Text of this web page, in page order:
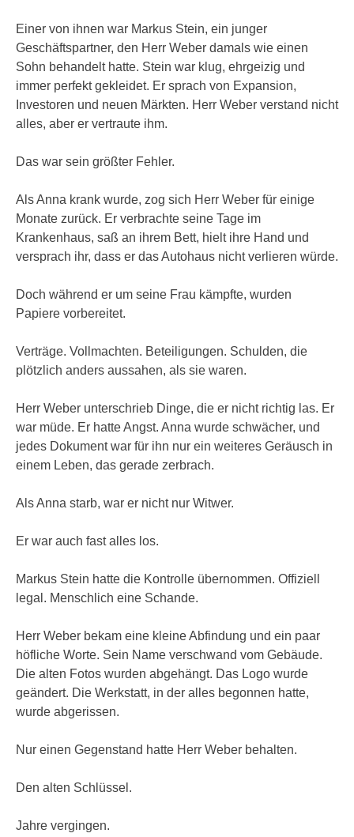
Einer von ihnen war Markus Stein, ein junger
Geschäftspartner, den Herr Weber damals wie einen
Sohn behandelt hatte. Stein war klug, ehrgeizig und
immer perfekt gekleidet. Er sprach von Expansion,
Investoren und neuen Märkten. Herr Weber verstand nicht
alles, aber er vertraute ihm.
Das war sein größter Fehler.
Als Anna krank wurde, zog sich Herr Weber für einige
Monate zurück. Er verbrachte seine Tage im
Krankenhaus, saß an ihrem Bett, hielt ihre Hand und
versprach ihr, dass er das Autohaus nicht verlieren würde.
Doch während er um seine Frau kämpfte, wurden
Papiere vorbereitet.
Verträge. Vollmachten. Beteiligungen. Schulden, die
plötzlich anders aussahen, als sie waren.
Herr Weber unterschrieb Dinge, die er nicht richtig las. Er
war müde. Er hatte Angst. Anna wurde schwächer, und
jedes Dokument war für ihn nur ein weiteres Geräusch in
einem Leben, das gerade zerbrach.
Als Anna starb, war er nicht nur Witwer.
Er war auch fast alles los.
Markus Stein hatte die Kontrolle übernommen. Offiziell
legal. Menschlich eine Schande.
Herr Weber bekam eine kleine Abfindung und ein paar
höfliche Worte. Sein Name verschwand vom Gebäude.
Die alten Fotos wurden abgehängt. Das Logo wurde
geändert. Die Werkstatt, in der alles begonnen hatte,
wurde abgerissen.
Nur einen Gegenstand hatte Herr Weber behalten.
Den alten Schlüssel.
Jahre vergingen.